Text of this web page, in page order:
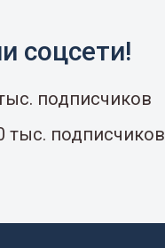
соцсети!
подписчиков
тыс. подписчиков